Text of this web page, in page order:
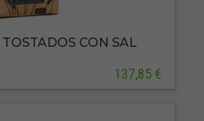
CON SAL
137,85 €